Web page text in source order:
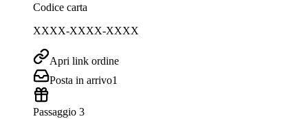
Codice carta
XXXX-XXXX-XXXX
Apri link ordine
Posta in arrivo1
Passaggio 3